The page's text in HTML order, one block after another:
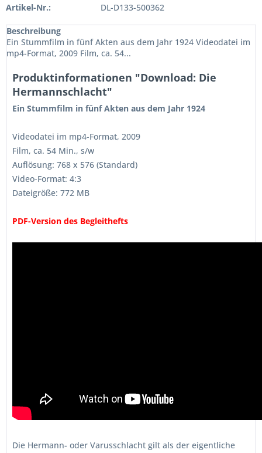
Artikel-Nr.: DL-D133-500362
Beschreibung
Ein Stummfilm in fünf Akten aus dem Jahr 1924 Videodatei im
mp4-Format, 2009 Film, ca. 54...
Produktinformationen "Download: Die
Hermannschlacht"
Ein Stummfilm in fünf Akten aus dem Jahr 1924
Videodatei im mp4-Format, 2009
Film, ca. 54 Min., s/w
Auflösung: 768 x 576 (Standard)
Video-Format: 4:3
Dateigröße: 772 MB
PDF-Version des Begleithefts
Die Hermann- oder Varusschlacht gilt als der eigentliche